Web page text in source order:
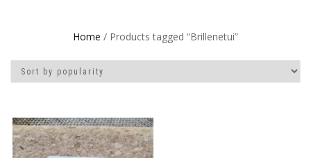
Home / Products tagged “Brillenetui”